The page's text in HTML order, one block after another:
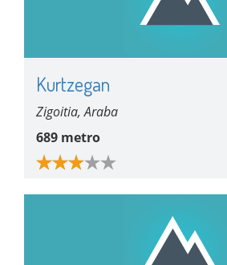
Kurtzegan
Zigoitia, Araba
689 metro